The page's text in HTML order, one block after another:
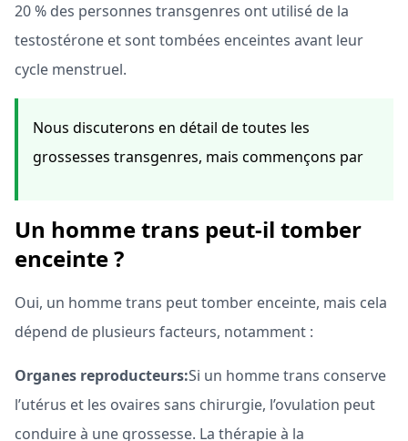
20 % des personnes transgenres ont utilisé de la
testostérone et sont tombées enceintes avant leur
cycle menstruel.
Nous discuterons en détail de toutes les
grossesses transgenres, mais commençons par
Un homme trans peut-il tomber
enceinte ?
Oui, un homme trans peut tomber enceinte, mais cela
dépend de plusieurs facteurs, notamment :
Organes reproducteurs:Si un homme trans conserve
l’utérus et les ovaires sans chirurgie, l’ovulation peut
conduire à une grossesse. La thérapie à la